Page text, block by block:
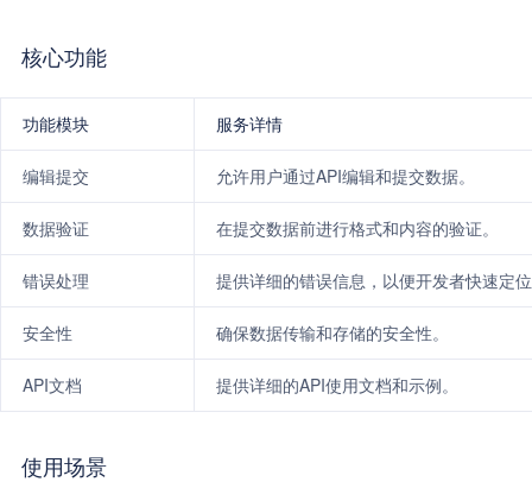
核心功能
功能模块 服务详情
编辑提交 允许用户通过API编辑和提交数据。
数据验证 在提交数据前进行格式和内容的验证。
错误处理 提供详细的错误信息，以便开发者快速定
安全性 确保数据传输和存储的安全性。
API文档 提供详细的API使用文档和示例。
使用场景